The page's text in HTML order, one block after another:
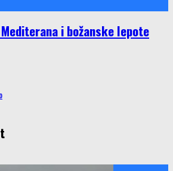
i božanske lepote